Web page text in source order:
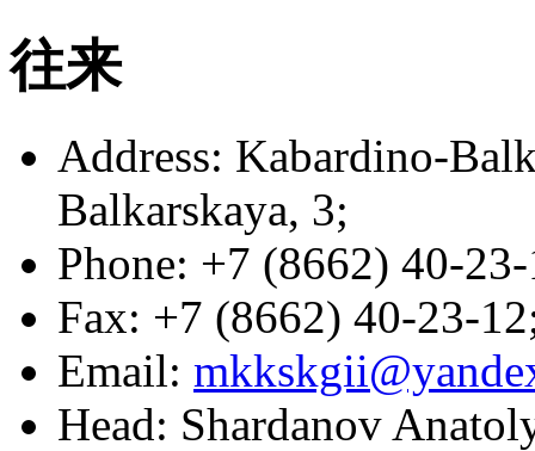
往来
Address: Kabardino-
Balkarskaya, 3;
Phone: +7 (8662) 40-
Fax: +7 (8662) 40-23-
Email:
Head: Shardanov